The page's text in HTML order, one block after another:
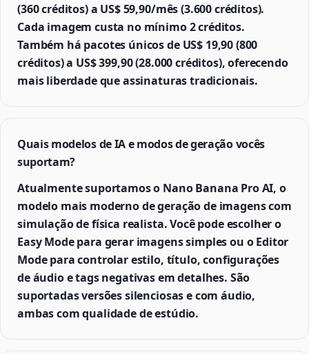
(360 créditos) a US$ 59,90/mês (3.600 créditos).
Cada imagem custa no mínimo 2 créditos.
Também há pacotes únicos de US$ 19,90 (800
créditos) a US$ 399,90 (28.000 créditos), oferecendo
mais liberdade que assinaturas tradicionais.
Quais modelos de IA e modos de geração vocês
suportam?
Atualmente suportamos o Nano Banana Pro AI, o
modelo mais moderno de geração de imagens com
simulação de física realista. Você pode escolher o
Easy Mode para gerar imagens simples ou o Editor
Mode para controlar estilo, título, configurações
de áudio e tags negativas em detalhes. São
suportadas versões silenciosas e com áudio,
ambas com qualidade de estúdio.